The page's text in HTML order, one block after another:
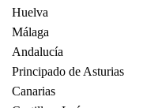
Huelva
Málaga
Andalucía
Principado de Asturias
Canarias